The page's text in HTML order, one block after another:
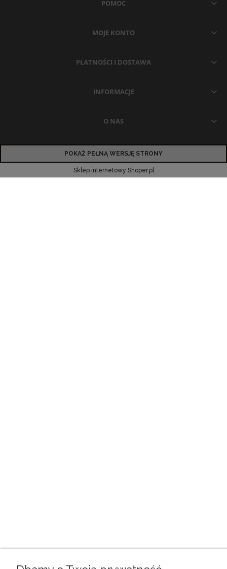
POMOC
MOJE KONTO
PŁATNOŚCI I DOSTAWA
INFORMACJE
O NAS
POKAŻ PEŁNĄ WERSJĘ STRONY
Sklep internetowy Shoper.pl